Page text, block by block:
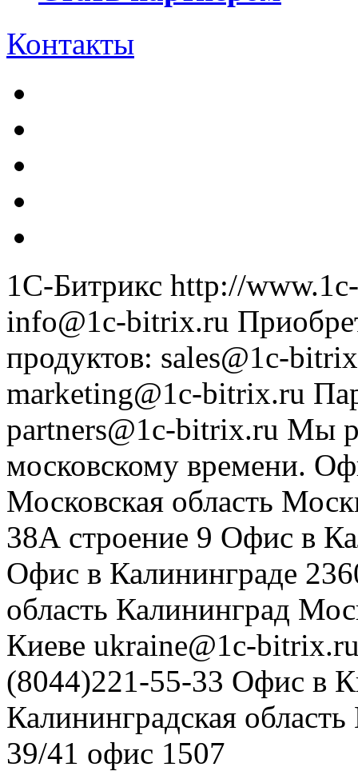
Контакты
1С-Битрикс http://
info@1c-bitrix.ru
продуктов: sales@1c-
marketing@1c-bitrix.ru
partners@1c-bitrix.ru Мы
московскому времени.
Московская область
38А строение 9 Офис в
Офис в Калининграде
область Калининград
Киеве ukraine@1c-
(8044)221-55-33 Офис в
Калининградская область
39/41 офис 1507